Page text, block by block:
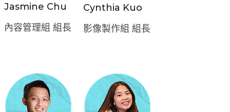
Jasmine Chu
內容管理組 組長
Cynthia Kuo
影像製作組 組長